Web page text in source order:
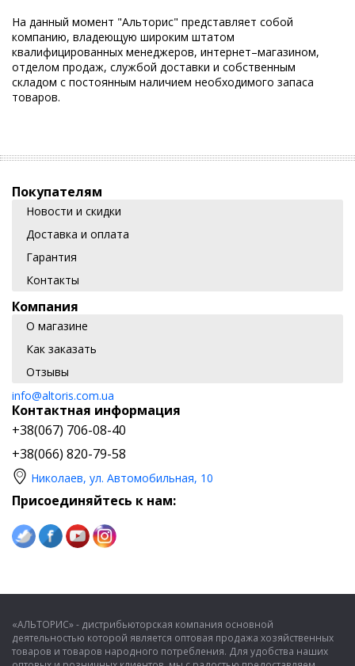
На данный момент "Альторис" представляет собой
компанию, владеющую широким штатом
квалифицированных менеджеров, интернет–магазином,
отделом продаж, службой доставки и собственным
складом c постоянным наличием необходимого запаса
товаров.
Покупателям
Новости и скидки
Доставка и оплата
Гарантия
Контакты
Компания
О магазине
Как заказать
Отзывы
info@altoris.com.ua
Контактная информация
+38(067) 706-08-40
+38(066) 820-79-58
Николаев, ул. Автомобильная, 10
Присоединяйтесь к нам:
«АЛЬТОРИС» - дистрибьюторская компания основной
деятельностью которой является оптовая продажа хозяйственных
товаров и товаров народного потребления. Для удобства наших